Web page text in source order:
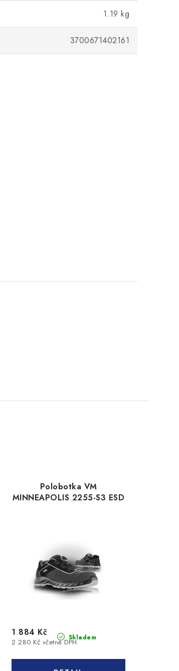
1.19 kg
3700671402161
Polobotka VM
MINNEAPOLIS 2255-S3 ESD
Skladem
2 280 Kč včetně DPH
1 884 Kč